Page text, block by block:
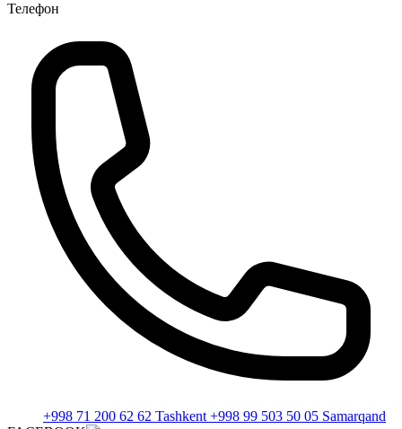
Телефон
+998 71 200 62 62 Tashkent +998 99 503 50 05 Samarqand